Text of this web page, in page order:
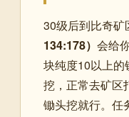
30级后到比奇矿
134:178） 会给
块纯度10以上
挖，正常去矿区
锄头挖就行。任